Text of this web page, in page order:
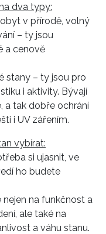
dva typy:
v přírodě, volný
– ty jsou
a cenově
stany – ty jsou pro
i aktivity. Bývají
a tak dobře ochrání
i UV zářením.
vybírat:
si ujasnit, ve
ho budete
nejen na funkčnost a
ale také na
a váhu stanu.